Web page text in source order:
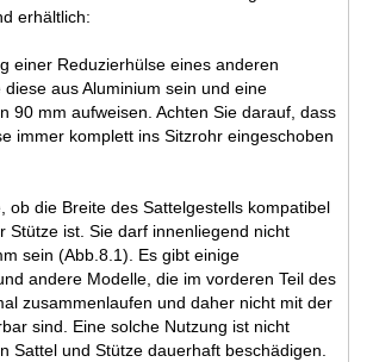
erhältlich:
einer Reduzierhülse eines anderen
diese aus Aluminium sein und eine
90 mm aufweisen. Achten Sie darauf, dass
immer komplett ins Sitzrohr eingeschoben
ob die Breite des Sattelgestells kompatibel
Stütze ist. Sie darf innenliegend nicht
sein (Abb.8.1). Es gibt einige
andere Modelle, die im vorderen Teil des
zusammenlaufen und daher nicht mit der
sind. Eine solche Nutzung ist nicht
Sattel und Stütze dauerhaft beschädigen.